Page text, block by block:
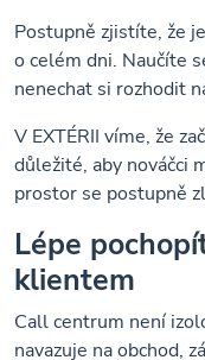
Postupně zjistíte, že
o celém dni. Naučíte
nenechat si rozhodit
V EXTÉRII víme, že
důležité, aby nováčci
prostor se postupně
Lépe
klientem
Call centrum není
navazuje na obchod,